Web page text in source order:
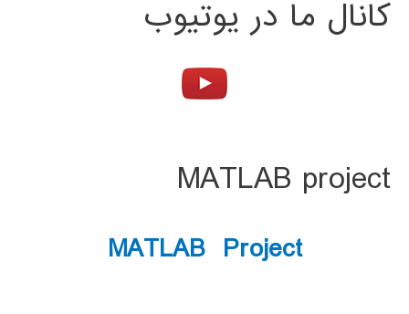
کانال ما در یوتیوب
MATLAB project
MATLAB Project